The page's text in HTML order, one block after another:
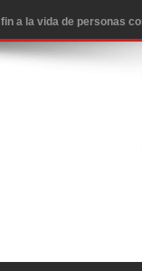
a la vida de personas
Centroamericanos SD
sube a 90 pesos
en los
un delicado problema
a unirse para sacar al